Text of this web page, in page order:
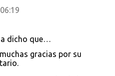
dicho que…
gracias por su